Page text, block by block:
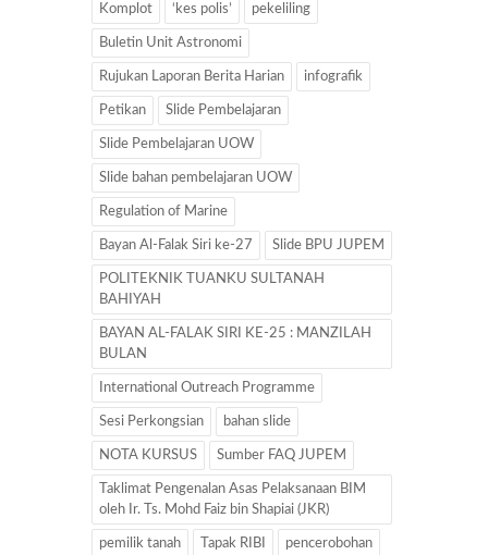
Komplot ‘kes polis’ pekeliling
Buletin Unit Astronomi
Rujukan Laporan Berita Harian infografik
Petikan Slide Pembelajaran
Slide Pembelajaran UOW
Slide bahan pembelajaran UOW
Regulation of Marine
Bayan Al-Falak Siri ke-27 Slide BPU JUPEM
POLITEKNIK TUANKU SULTANAH
BAHIYAH
BAYAN AL-FALAK SIRI KE-25 : MANZILAH
BULAN
International Outreach Programme
Sesi Perkongsian bahan slide
NOTA KURSUS Sumber FAQ JUPEM
Taklimat Pengenalan Asas Pelaksanaan BIM
oleh Ir. Ts. Mohd Faiz bin Shapiai (JKR)
pemilik tanah Tapak RIBI pencerobohan